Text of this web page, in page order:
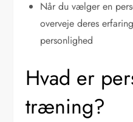
Når du vælger en
overveje deres
personlighed
Hvad er
træning?